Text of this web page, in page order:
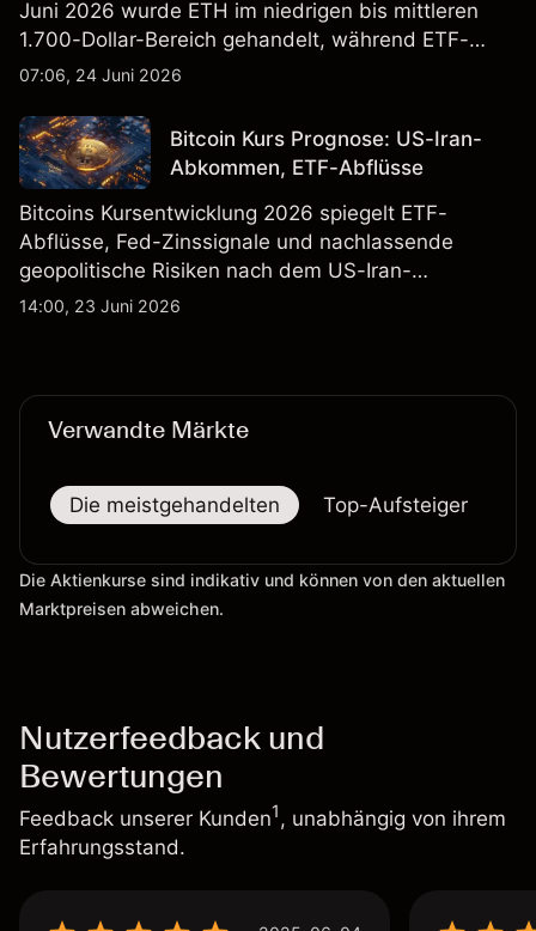
Juni 2026 wurde ETH im niedrigen bis mittleren
1.700-Dollar-Bereich gehandelt, während ETF-
Flüsse und der Zeitplan für Upgrades die
Vergangenheit ist kein verlässlicher Indikator für
zukünftige Ergebnisse.
07:06, 24 Juni 2026
Bitcoin Kurs Prognose: US-Iran-
Abkommen, ETF-Abflüsse
Bitcoins Kursentwicklung 2026 spiegelt ETF-
Abflüsse, Fed-Zinssignale und nachlassende
geopolitische Risiken nach dem US-Iran-
Friedensabkommen wider. Die Wertentwicklung in
14:00, 23 Juni 2026
Verwandte Märkte
Die meistgehandelten Top-Aufsteiger
Die Aktienkurse sind indikativ und können von den aktuellen
Marktpreisen abweichen.
Nutzerfeedback und
Bewertungen
Feedback unserer Kunden1, unabhängig von ihrem
Erfahrungsstand.